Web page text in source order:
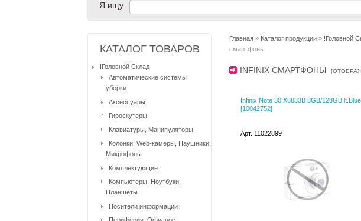
Я ищу
Главная » Каталог продукции » !Головной
смартфоны
INFINIX СМАРТФОНЫ [
Infinix Note 30 X6833B 8GB/128GB lt.Blue
[10042752]
Арт. 11022899
КАТАЛОГ ТОВАРОВ
!Головной Склад
Автоматические системы
уборки
Аксессуары
Гироскутеры
Клавиатуры, Манипуляторы
Колонки, Web-камеры, Наушники,
Микрофоны
Комплектующие
Компьютеры, Ноутбуки,
Планшеты
Носители информации